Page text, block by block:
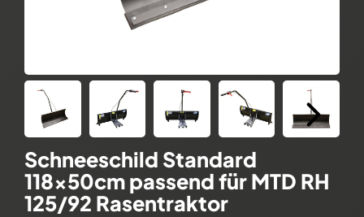
Schneeschild Standard
118x50cm passend für MTD RH
125/92 Rasentraktor